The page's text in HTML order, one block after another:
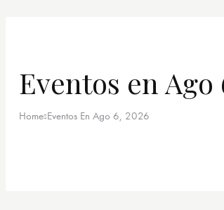
Eventos en Ago
Home Eventos En Ago 6, 2026